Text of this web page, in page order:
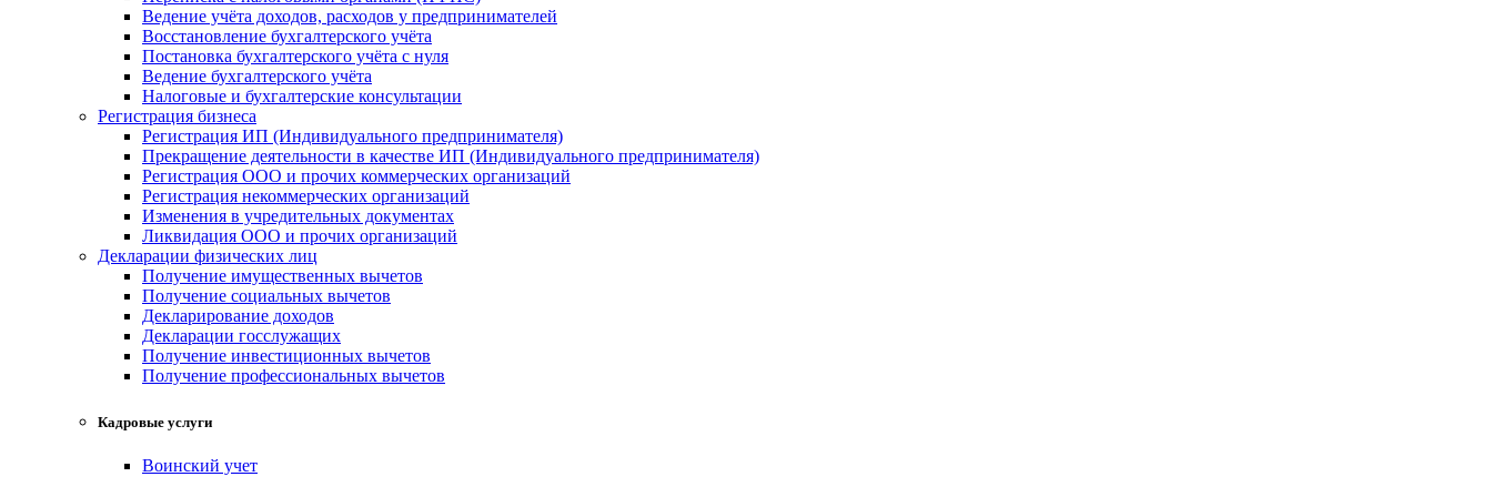
Ведение учёта доходов, расходов у предпринимателей
Восстановление бухгалтерского учёта
Постановка бухгалтерского учёта с нуля
Ведение бухгалтерского учёта
Налоговые и бухгалтерские консультации
Регистрация бизнеса
Регистрация ИП (Индивидуального предпринимателя)
Прекращение деятельности в качестве ИП (Индивидуального предпринимателя)
Регистрация ООО и прочих коммерческих организаций
Регистрация некоммерческих организаций
Изменения в учредительных документах
Ликвидация ООО и прочих организаций
Декларации физических лиц
Получение имущественных вычетов
Получение социальных вычетов
Декларирование доходов
Декларации госслужащих
Получение инвестиционных вычетов
Получение профессиональных вычетов
Кадровые услуги
Воинский учет